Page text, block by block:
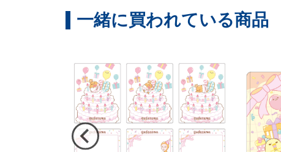
一緒に買われている商品